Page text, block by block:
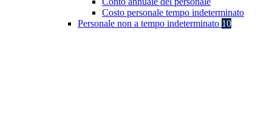
Costo personale tempo indeterminato
Personale non a tempo indeterminato 10